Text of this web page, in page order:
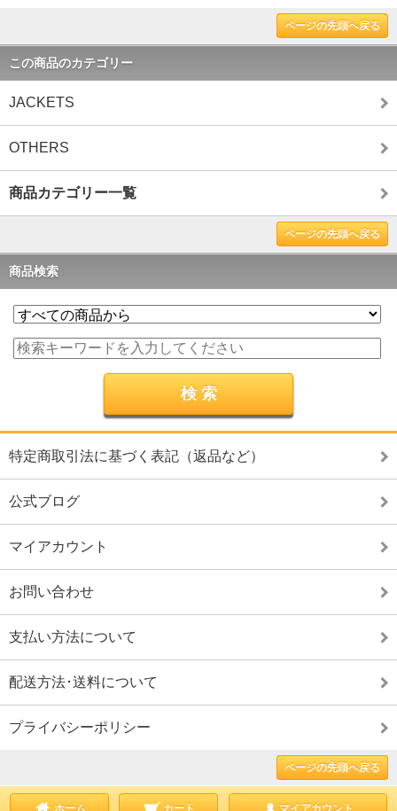
ページの先頭へ戻る
この商品のカテゴリー
JACKETS
OTHERS
商品カテゴリー一覧
ページの先頭へ戻る
商品検索
特定商取引法に基づく表記（返品など）
公式ブログ
マイアカウント
お問い合わせ
支払い方法について
配送方法･送料について
プライバシーポリシー
ページの先頭へ戻る